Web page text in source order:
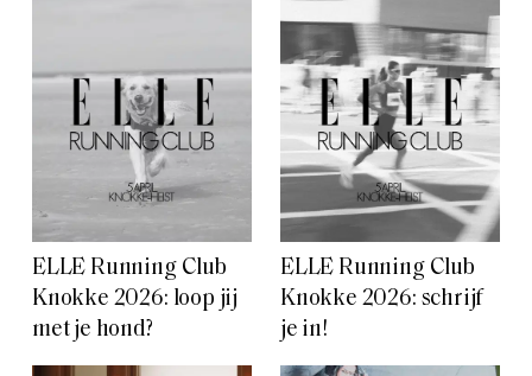
ELLE Running Club
Knokke 2026: loop jij
met je hond?
ELLE Running Club
Knokke 2026: schrijf
je in!